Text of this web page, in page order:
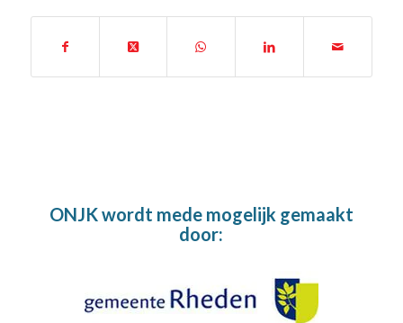
ONJK wordt mede mogelijk gemaakt
door: